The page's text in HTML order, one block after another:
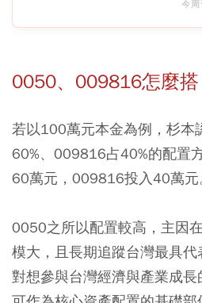
今
0050、009816怎麼
若以100萬元本金為例，杉本
60%、009816占40%的配置
60萬元，009816投入40萬元
0050之所以配置較高，主因
模大，且長期追蹤台灣最具代
對想參與台灣經濟與產業成